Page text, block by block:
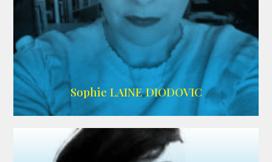
WIKIPEDIA
Sophie LAINE DIODOVIC